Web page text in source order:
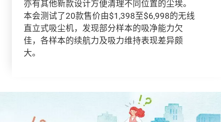
亦有其他新款设计方便清理不同位置的尘埃。
本会测试了20款售价由$1,398至$6,998的无线
直立式吸尘机，发现部分样本的吸净能力欠
佳，各样本的续航力及吸力维持表现差异颇
大。